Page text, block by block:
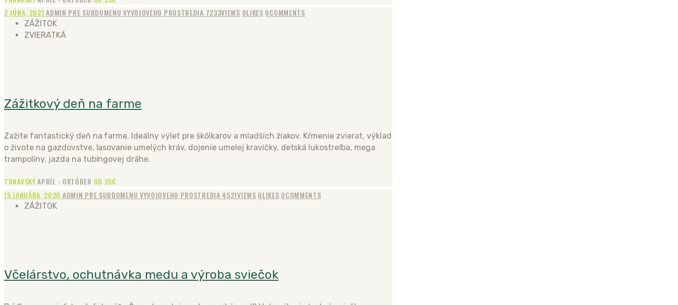
2 JÚNA, 2021ADMIN PRE SUBDOMENU VYVOJOVEHO PROSTREDIA 7233VIEWS 0LIKES 0COMMENTS
ZÁŽITOK
ZVIERATKÁ
Zážitkový deň na farme
Zažite fantastický deň na farme. Ideálny výlet pre škôlkarov a mladších žiakov. Kŕmenie zvierat, výklad
o živote na gazdovstve, lasovanie umelých kráv, dojenie umelej kravičky, detská lukostreľba, mega
trampolíny, jazda na tubingovej dráhe.
TRNAVSKÝ APRÍL - OKTÓBER OD 25€
15 JANUÁRA, 2020 ADMIN PRE SUBDOMENU VYVOJOVEHO PROSTREDIA4521VIEWS 0LIKES 0COMMENTS
ZÁŽITOK
Včelárstvo, ochutnávka medu a výroba sviečok